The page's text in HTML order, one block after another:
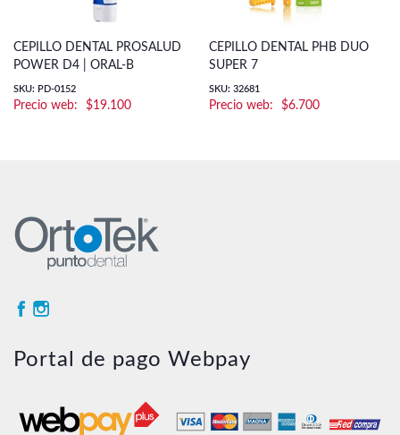
CEPILLO DENTAL PROSALUD
POWER D4 | ORAL-B
SKU: PD-0152
$19.100
CEPILLO DENTAL PHB DUO
SUPER 7
SKU: 32681
$6.700
Portal de pago Webpay